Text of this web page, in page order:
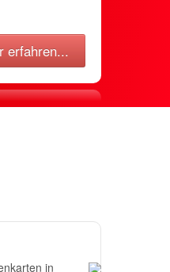
erfahren...
in